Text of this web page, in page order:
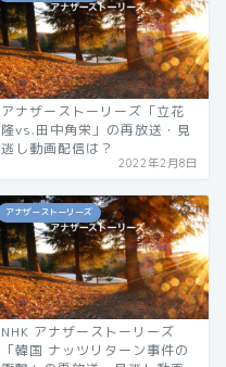
アナザーストーリーズ「立花
隆vs.田中角栄」の再放送・見
逃し動画配信は？
2022年2月8日
アナザーストーリーズ
NHK アナザーストーリーズ
「韓国 ナッツリターン事件の